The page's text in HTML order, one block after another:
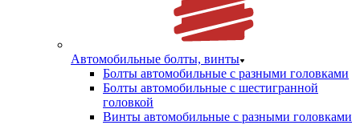
Автомобильные болты, винты
Болты автомобильные с разными головками
Болты автомобильные с шестигранной
головкой
Винты автомобильные с разными головками